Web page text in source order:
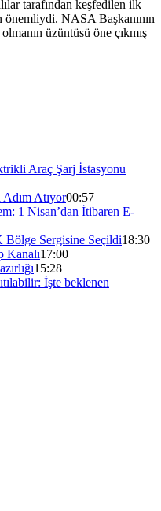
tarafından keşfedilen ilk
önemliydi. NASA Başkanının
üzüntüsü öne çıkmış
Araç Şarj İstasyonu
Atıyor00:57
1 Nisan’dan İtibaren E-
Bölge Sergisine Seçildi18:30
Kanalı17:00
15:28
İşte beklenen